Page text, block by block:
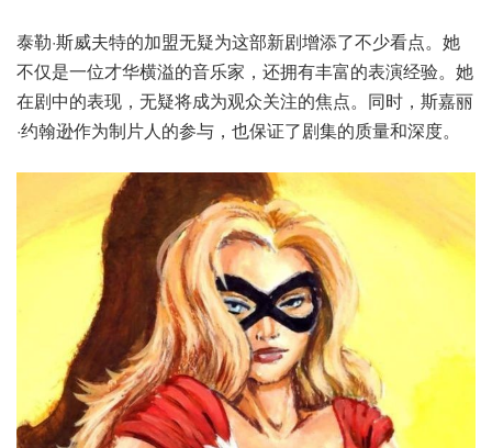
泰勒·斯威夫特的加盟无疑为这部新剧增添了不少看点。她
不仅是一位才华横溢的音乐家，还拥有丰富的表演经验。她
在剧中的表现，无疑将成为观众关注的焦点。同时，斯嘉丽
·约翰逊作为制片人的参与，也保证了剧集的质量和深度。